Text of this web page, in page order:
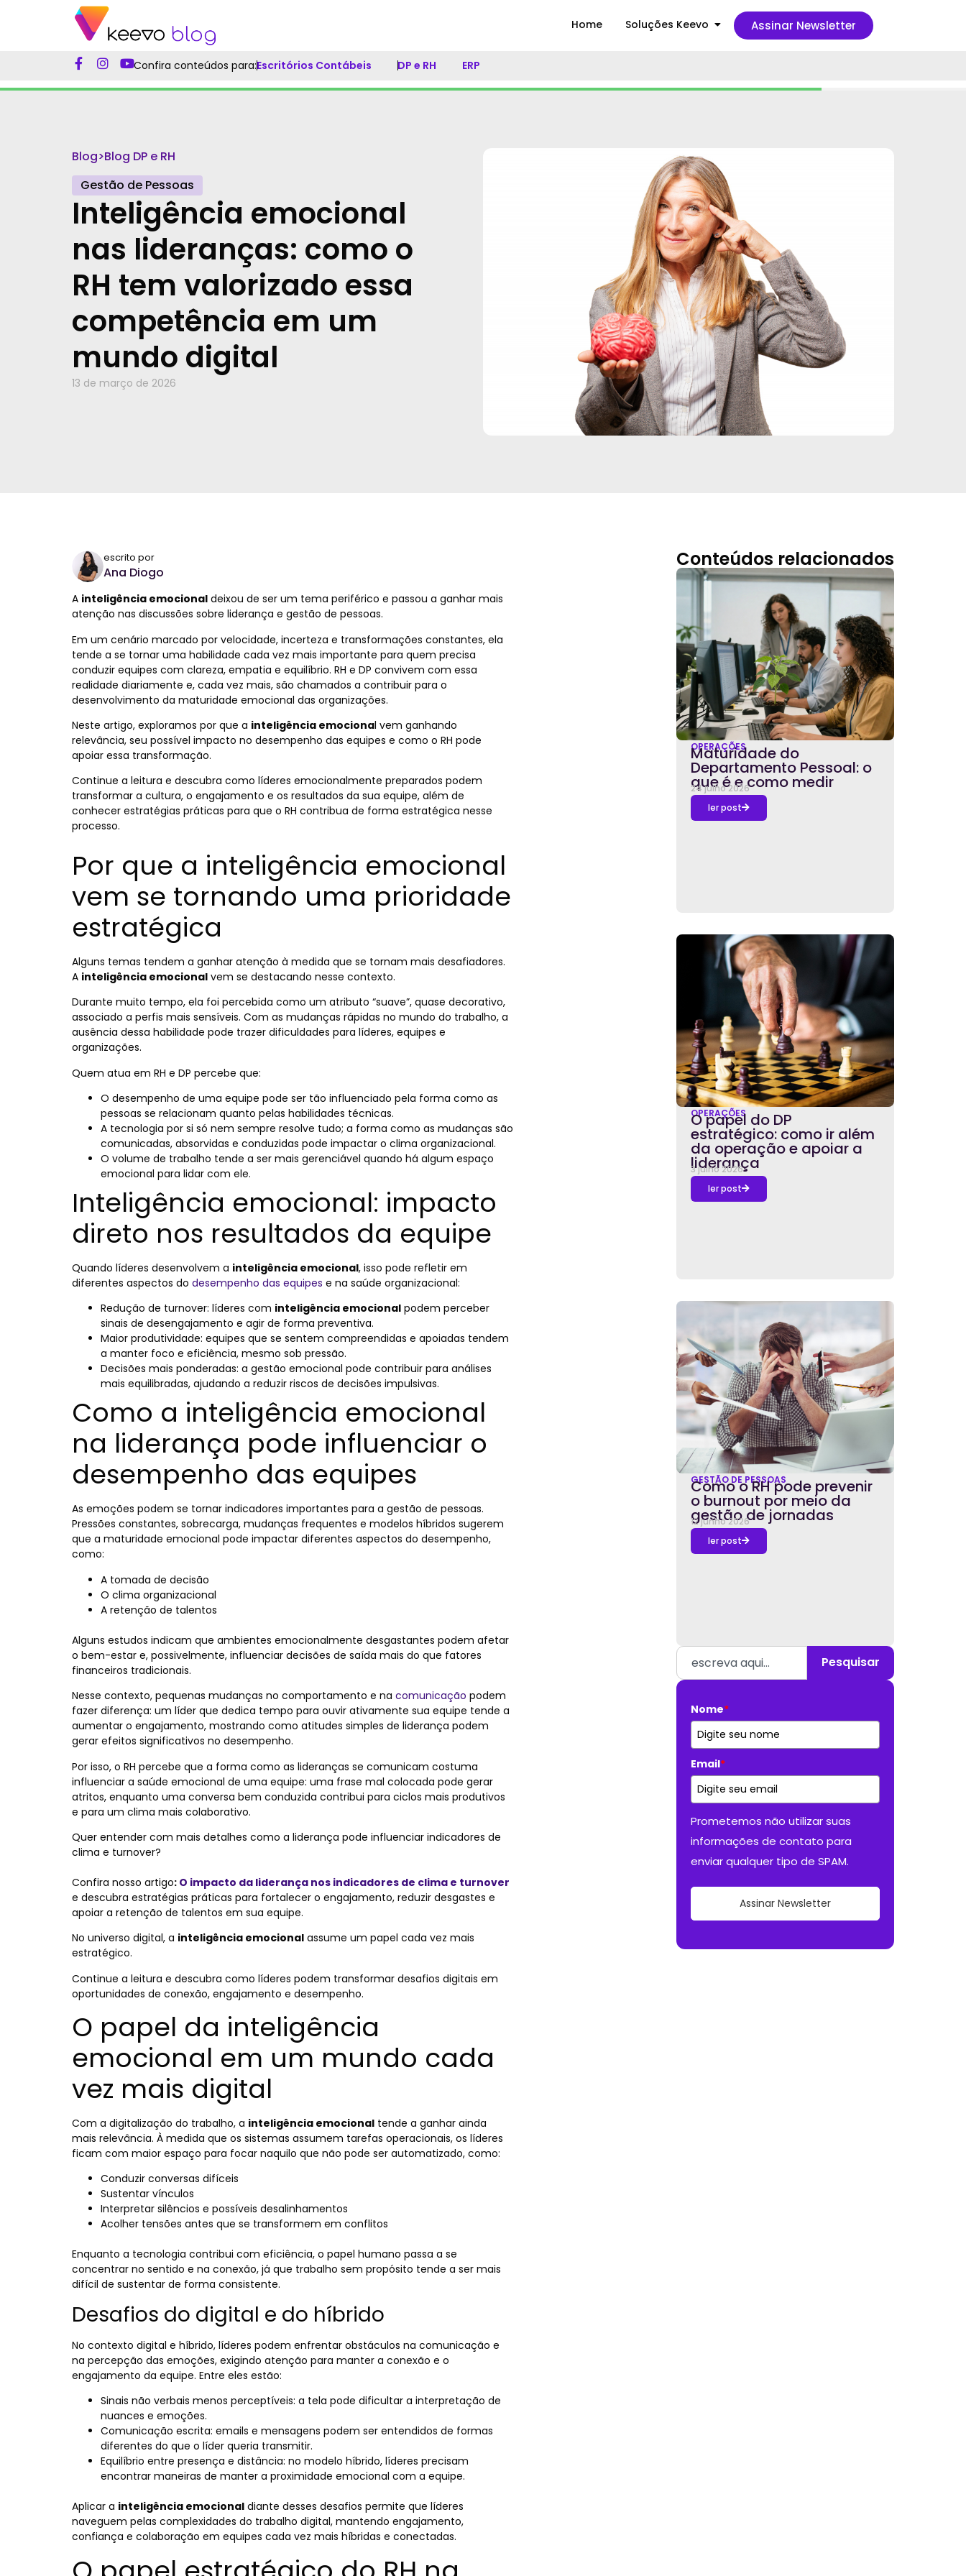
Home Soluções Keevo Assinar Newsletter
Confira conteúdos para:Escritórios Contábeis DP e RH ERP
Blog>Blog DP e RH
Gestão de Pessoas
Inteligência emocional
nas lideranças: como o
RH tem valorizado essa
competência em um
mundo digital
13 de março de 2026
escrito por
Ana Diogo
A inteligência emocional deixou de ser um tema periférico e passou a ganhar mais
atenção nas discussões sobre liderança e gestão de pessoas.
Em um cenário marcado por velocidade, incerteza e transformações constantes, ela
tende a se tornar uma habilidade cada vez mais importante para quem precisa
conduzir equipes com clareza, empatia e equilíbrio. RH e DP convivem com essa
realidade diariamente e, cada vez mais, são chamados a contribuir para o
desenvolvimento da maturidade emocional das organizações.
Neste artigo, exploramos por que a inteligência emocional vem ganhando
relevância, seu possível impacto no desempenho das equipes e como o RH pode
apoiar essa transformação.
Continue a leitura e descubra como líderes emocionalmente preparados podem
transformar a cultura, o engajamento e os resultados da sua equipe, além de
conhecer estratégias práticas para que o RH contribua de forma estratégica nesse
processo.
Por que a inteligência emocional
vem se tornando uma prioridade
estratégica
Alguns temas tendem a ganhar atenção à medida que se tornam mais desafiadores.
A inteligência emocional vem se destacando nesse contexto.
Durante muito tempo, ela foi percebida como um atributo “suave”, quase decorativo,
associado a perfis mais sensíveis. Com as mudanças rápidas no mundo do trabalho, a
ausência dessa habilidade pode trazer dificuldades para líderes, equipes e
organizações.
Quem atua em RH e DP percebe que:
O desempenho de uma equipe pode ser tão influenciado pela forma como as
pessoas se relacionam quanto pelas habilidades técnicas.
A tecnologia por si só nem sempre resolve tudo; a forma como as mudanças são
comunicadas, absorvidas e conduzidas pode impactar o clima organizacional.
O volume de trabalho tende a ser mais gerenciável quando há algum espaço
emocional para lidar com ele.
Inteligência emocional: impacto
direto nos resultados da equipe
Quando líderes desenvolvem a inteligência emocional, isso pode refletir em
diferentes aspectos do desempenho das equipes e na saúde organizacional:
Redução de turnover: líderes com inteligência emocional podem perceber
sinais de desengajamento e agir de forma preventiva.
Maior produtividade: equipes que se sentem compreendidas e apoiadas tendem
a manter foco e eficiência, mesmo sob pressão.
Decisões mais ponderadas: a gestão emocional pode contribuir para análises
mais equilibradas, ajudando a reduzir riscos de decisões impulsivas.
Como a inteligência emocional
na liderança pode influenciar o
desempenho das equipes
As emoções podem se tornar indicadores importantes para a gestão de pessoas.
Pressões constantes, sobrecarga, mudanças frequentes e modelos híbridos sugerem
que a maturidade emocional pode impactar diferentes aspectos do desempenho,
como:
A tomada de decisão
O clima organizacional
A retenção de talentos
Alguns estudos indicam que ambientes emocionalmente desgastantes podem afetar
o bem-estar e, possivelmente, influenciar decisões de saída mais do que fatores
financeiros tradicionais.
Nesse contexto, pequenas mudanças no comportamento e na comunicação podem
fazer diferença: um líder que dedica tempo para ouvir ativamente sua equipe tende a
aumentar o engajamento, mostrando como atitudes simples de liderança podem
gerar efeitos significativos no desempenho.
Por isso, o RH percebe que a forma como as lideranças se comunicam costuma
influenciar a saúde emocional de uma equipe: uma frase mal colocada pode gerar
atritos, enquanto uma conversa bem conduzida contribui para ciclos mais produtivos
e para um clima mais colaborativo.
Quer entender com mais detalhes como a liderança pode influenciar indicadores de
clima e turnover?
Confira nosso artigo: O impacto da liderança nos indicadores de clima e turnover
e descubra estratégias práticas para fortalecer o engajamento, reduzir desgastes e
apoiar a retenção de talentos em sua equipe.
No universo digital, a inteligência emocional assume um papel cada vez mais
estratégico.
Continue a leitura e descubra como líderes podem transformar desafios digitais em
oportunidades de conexão, engajamento e desempenho.
O papel da inteligência
emocional em um mundo cada
vez mais digital
Com a digitalização do trabalho, a inteligência emocional tende a ganhar ainda
mais relevância. À medida que os sistemas assumem tarefas operacionais, os líderes
ficam com maior espaço para focar naquilo que não pode ser automatizado, como:
Conduzir conversas difíceis
Sustentar vínculos
Interpretar silêncios e possíveis desalinhamentos
Acolher tensões antes que se transformem em conflitos
Enquanto a tecnologia contribui com eficiência, o papel humano passa a se
concentrar no sentido e na conexão, já que trabalho sem propósito tende a ser mais
difícil de sustentar de forma consistente.
Desafios do digital e do híbrido
No contexto digital e híbrido, líderes podem enfrentar obstáculos na comunicação e
na percepção das emoções, exigindo atenção para manter a conexão e o
engajamento da equipe. Entre eles estão:
Sinais não verbais menos perceptíveis: a tela pode dificultar a interpretação de
nuances e emoções.
Comunicação escrita: emails e mensagens podem ser entendidos de formas
diferentes do que o líder queria transmitir.
Equilíbrio entre presença e distância: no modelo híbrido, líderes precisam
encontrar maneiras de manter a proximidade emocional com a equipe.
Aplicar a inteligência emocional diante desses desafios permite que líderes
naveguem pelas complexidades do trabalho digital, mantendo engajamento,
confiança e colaboração em equipes cada vez mais híbridas e conectadas.
Conteúdos relacionados
OPERAÇÕES
Maturidade do
Departamento Pessoal: o
que é e como medir
24 julho 2026
ler post
OPERAÇÕES
O papel do DP
estratégico: como ir além
da operação e apoiar a
liderança
3 julho 2026
ler post
GESTÃO DE PESSOAS
Como o RH pode prevenir
o burnout por meio da
gestão de jornadas
12 junho 2026
ler post
Pesquisar
Nome*
Email*
Prometemos não utilizar suas
informações de contato para
enviar qualquer tipo de SPAM.
Assinar Newsletter